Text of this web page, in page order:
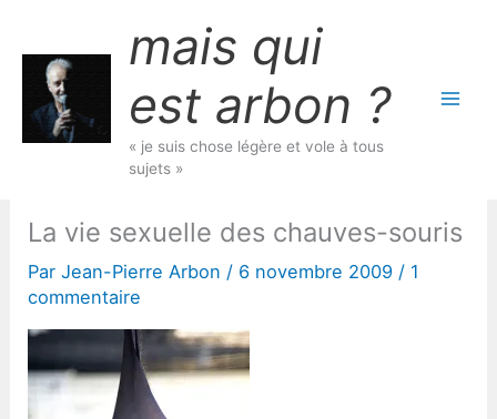
contenu
mais qui
est arbon ?
« je suis chose légère et vole à tous
sujets »
La vie sexuelle des chauves-souris
ParJean-Pierre Arbon / 6 novembre 2009 / 1
commentaire